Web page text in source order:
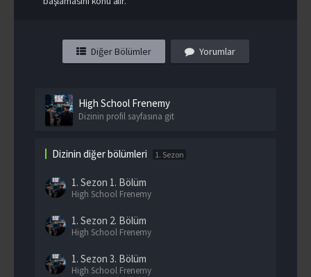
Diğer Bölümler Yorumlar
High School Frenemy
Dizinin profil sayfasına git
Dizinin diğer bölümleri 1. Sezon
1. Sezon 1. Bölüm
High School Frenemy
1. Sezon 2. Bölüm
High School Frenemy
1. Sezon 3. Bölüm
High School Frenemy